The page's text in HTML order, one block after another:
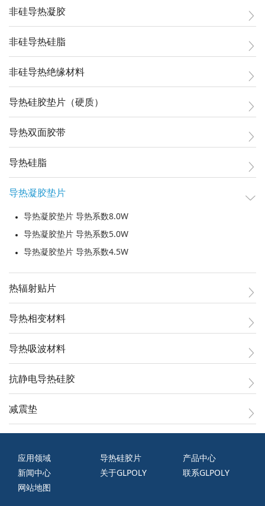
非硅导热凝胶
非硅导热硅脂
非硅导热绝缘材料
导热硅胶垫片（硬质）
导热双面胶带
导热硅脂
导热凝胶垫片
导热凝胶垫片 导热系数8.0W
导热凝胶垫片 导热系数5.0W
导热凝胶垫片 导热系数4.5W
热辐射贴片
导热相变材料
导热吸波材料
抗静电导热硅胶
减震垫
应用领域 导热硅胶片
产品中心
新闻中心
关于GLPOLY
联系GLPOLY
网站地图